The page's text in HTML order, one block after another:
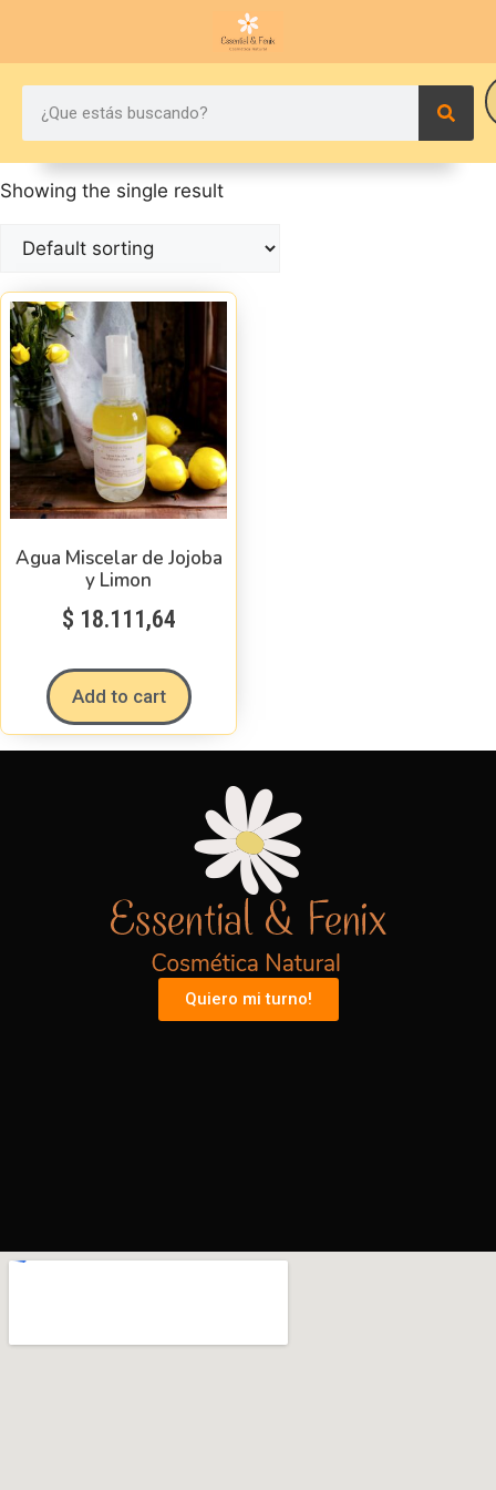
Showing the single result
Agua Miscelar de Jojoba
y Limon
$ 18.111,64
Add to cart
Quiero mi turno!